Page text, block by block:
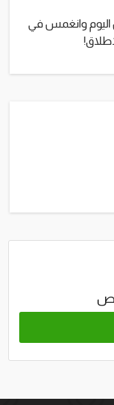
اليوم وانغمس في